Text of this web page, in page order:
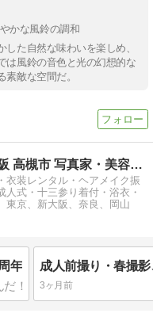
かな風鈴の調和
た自然な味わいを楽しめ、
は風鈴の音色と光の幻想的な
敵な空間だ。
髪斬屋さむらい・大阪 高槻市 写真家・美容師・着付師・着付…
衣装レンタル・ヘアメイク振
式・十三参り着付・浴衣・
東京、新大阪、奈良、岡山
年 成人前撮り・春撮
3ヶ月前